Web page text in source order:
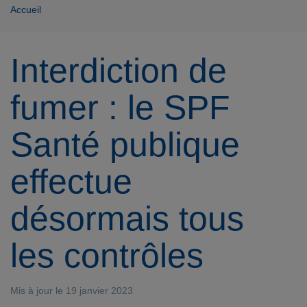
Accueil
Interdiction de
fumer : le SPF
Santé publique
effectue
désormais tous
les contrôles
Mis à jour le 19 janvier 2023